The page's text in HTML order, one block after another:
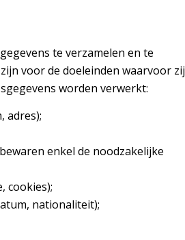
te verzamelen en te
voor de doeleinden waarvoor zij
worden verwerkt:
adres);
enkel de noodzakelijke
cookies);
nationaliteit);